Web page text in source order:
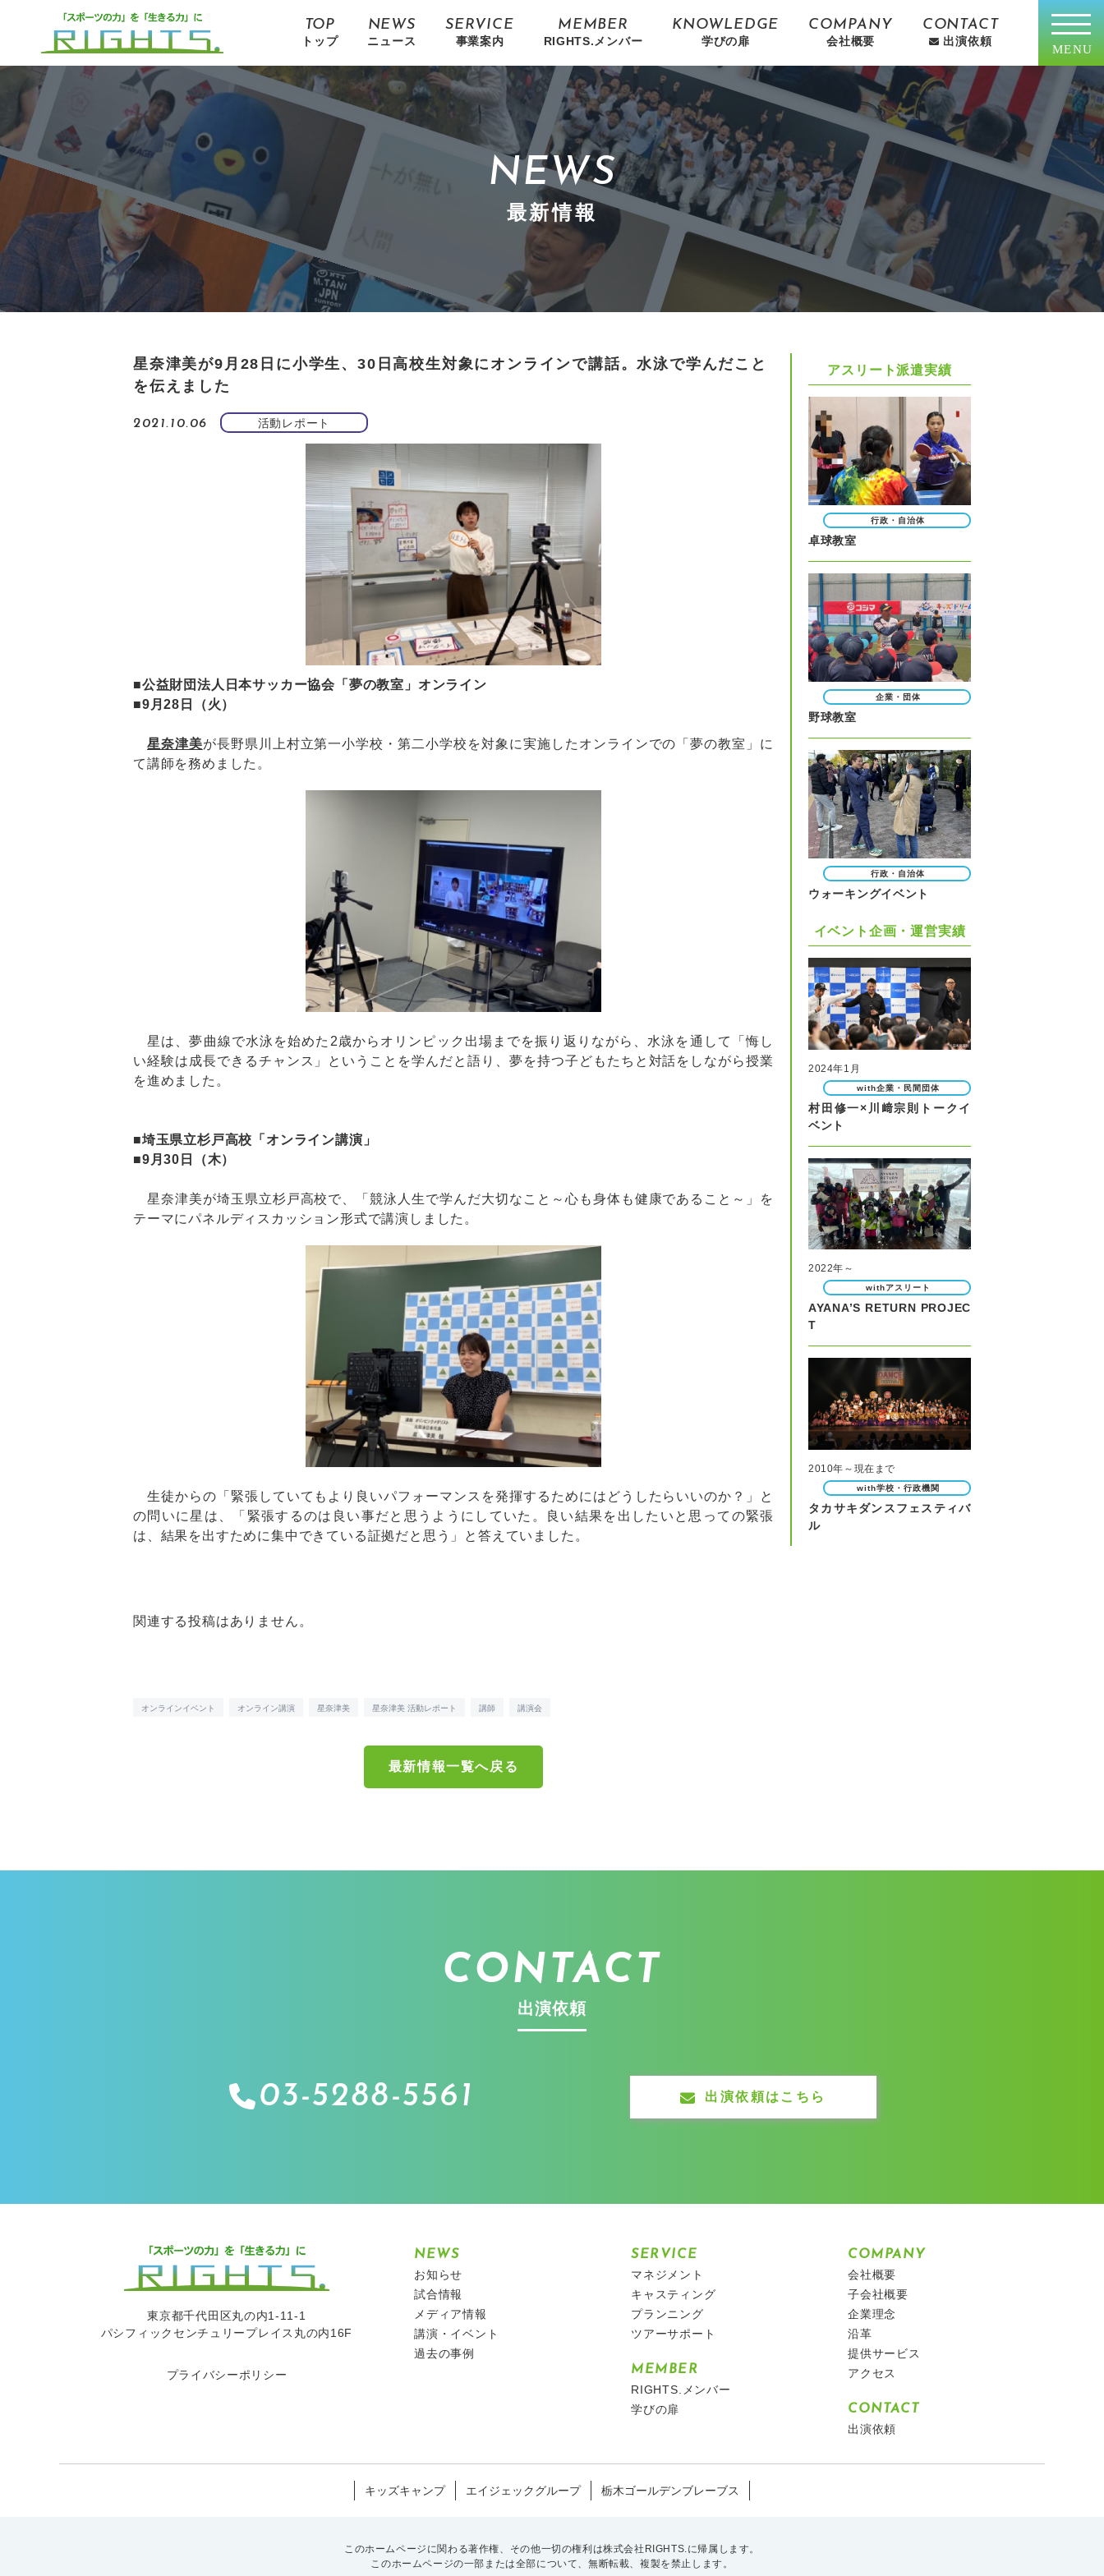
TOP
トップ
NEWS
ニュース
SERVICE
事業案内
MEMBER
RIGHTS.メンバー
KNOWLEDGE
学びの扉
COMPANY
会社概要
CONTACT
出演依頼
MENU
NEWS
最新情報
星奈津美が9月28日に小学生、30日高校生対象にオンラインで講話。水泳で学んだこと
を伝えました
2021.10.06 活動レポート
■公益財団法人日本サッカー協会「夢の教室」オンライン
■9月28日（火）
星奈津美が長野県川上村立第一小学校・第二小学校を対象に実施したオンラインでの「夢の教室」に
て講師を務めました。
星は、夢曲線で水泳を始めた2歳からオリンピック出場までを振り返りながら、水泳を通して「悔し
い経験は成長できるチャンス」ということを学んだと語り、夢を持つ子どもたちと対話をしながら授業
を進めました。
■埼玉県立杉戸高校「オンライン講演」
■9月30日（木）
星奈津美が埼玉県立杉戸高校で、「競泳人生で学んだ大切なこと～心も身体も健康であること～」を
テーマにパネルディスカッション形式で講演しました。
生徒からの「緊張していてもより良いパフォーマンスを発揮するためにはどうしたらいいのか？」と
の問いに星は、「緊張するのは良い事だと思うようにしていた。良い結果を出したいと思っての緊張
は、結果を出すために集中できている証拠だと思う」と答えていました。
関連する投稿はありません。
オンラインイベント オンライン講演 星奈津美 星奈津美 活動レポート 講師 講演会
最新情報一覧へ戻る
アスリート派遣実績
行政・自治体
卓球教室
企業・団体
野球教室
行政・自治体
ウォーキングイベント
イベント企画・運営実績
2024年1月
with企業・民間団体
村田修一×川﨑宗則トークイ
ベント
2022年～
withアスリート
AYANA’S RETURN PROJEC
T
2010年～現在まで
with学校・行政機関
タカサキダンスフェスティバ
ル
CONTACT
出演依頼
03-5288-5561 出演依頼はこちら
東京都千代田区丸の内1-11-1
パシフィックセンチュリープレイス丸の内16F
プライバシーポリシー
NEWS
お知らせ
試合情報
メディア情報
講演・イベント
過去の事例
SERVICE
マネジメント
キャスティング
プランニング
ツアーサポート
MEMBER
RIGHTS.メンバー
学びの扉
COMPANY
会社概要
子会社概要
企業理念
沿革
提供サービス
アクセス
CONTACT
出演依頼
キッズキャンプ エイジェックグループ 栃木ゴールデンブレーブス
このホームページに関わる著作権、 その他一切の権利は株式会社RIGHTS.に帰属します。
このホームページの一部または全部について、無断転載、複製を禁止します。